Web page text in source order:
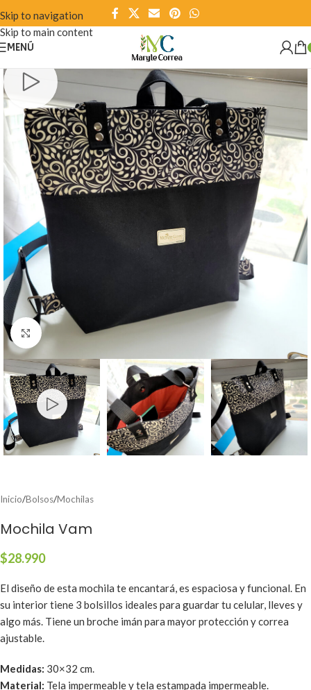
Skip to navigation
Skip to main content
MENÚ
Clic para ampliar
Inicio/Bolsos/Mochilas
Mochila Vam
$28.990
El diseño de esta mochila te encantará, es espaciosa y funcional. En
su interior tiene 3 bolsillos ideales para guardar tu celular, lleves y
algo más. Tiene un broche imán para mayor protección y correa
ajustable.
Medidas: 30×32 cm.
Material: Tela impermeable y tela estampada impermeable.